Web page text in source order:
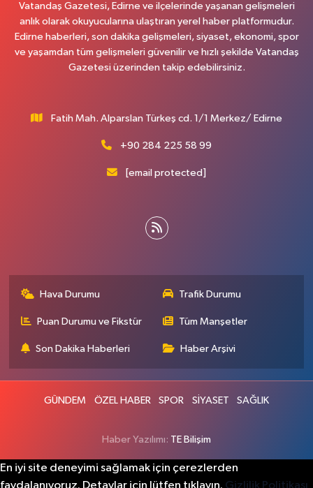
Vatandaş Gazetesi, Edirne ve ilçelerinde yaşanan gelişmeleri
anlık olarak okuyucularına ulaştıran yerel haber platformudur.
Edirne haberleri, son dakika gelişmeleri, siyaset, ekonomi, spor
ve yaşamdan tüm gelişmeleri güvenilir ve hızlı şekilde Vatandaş
Gazetesi üzerinden takip edebilirsiniz.
Fatih Mah. Alparslan Türkeş cd. 1/1 Merkez/ Edirne
+90 284 225 58 99
[email protected]
Hava Durumu Trafik Durumu
Puan Durumu ve Fikstür Tüm Manşetler
Son Dakika Haberleri Haber Arşivi
GÜNDEM ÖZEL HABER SPOR SİYASET SAĞLIK
Haber Yazılımı: TE Bilişim
En iyi site deneyimi sağlamak için çerezlerden
faydalanıyoruz. Detaylar için lütfen tıklayın. Gizlilik Politikası